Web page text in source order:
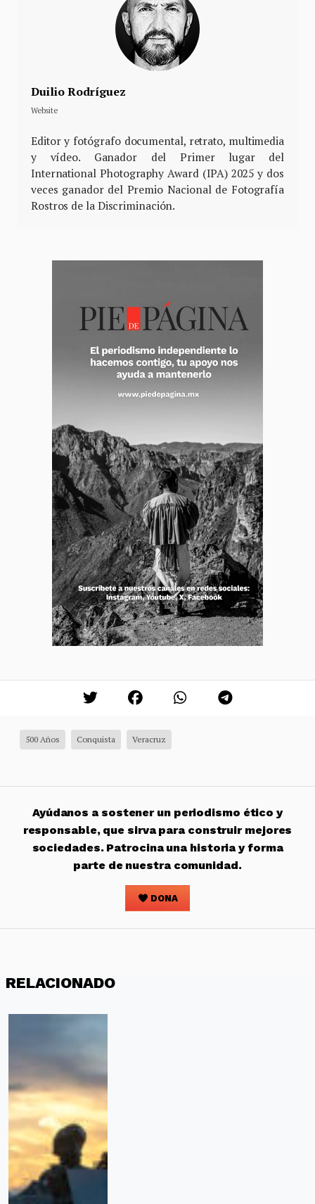
Duilio Rodríguez
Website
Editor y fotógrafo documental, retrato, multimedia
y vídeo. Ganador del Primer lugar del
International Photography Award (IPA) 2025 y dos
veces ganador del Premio Nacional de Fotografía
Rostros de la Discriminación.
500 Años Conquista Veracruz
Ayúdanos a sostener un periodismo ético y
responsable, que sirva para construir mejores
sociedades. Patrocina una historia y forma
parte de nuestra comunidad.
DONA
RELACIONADO